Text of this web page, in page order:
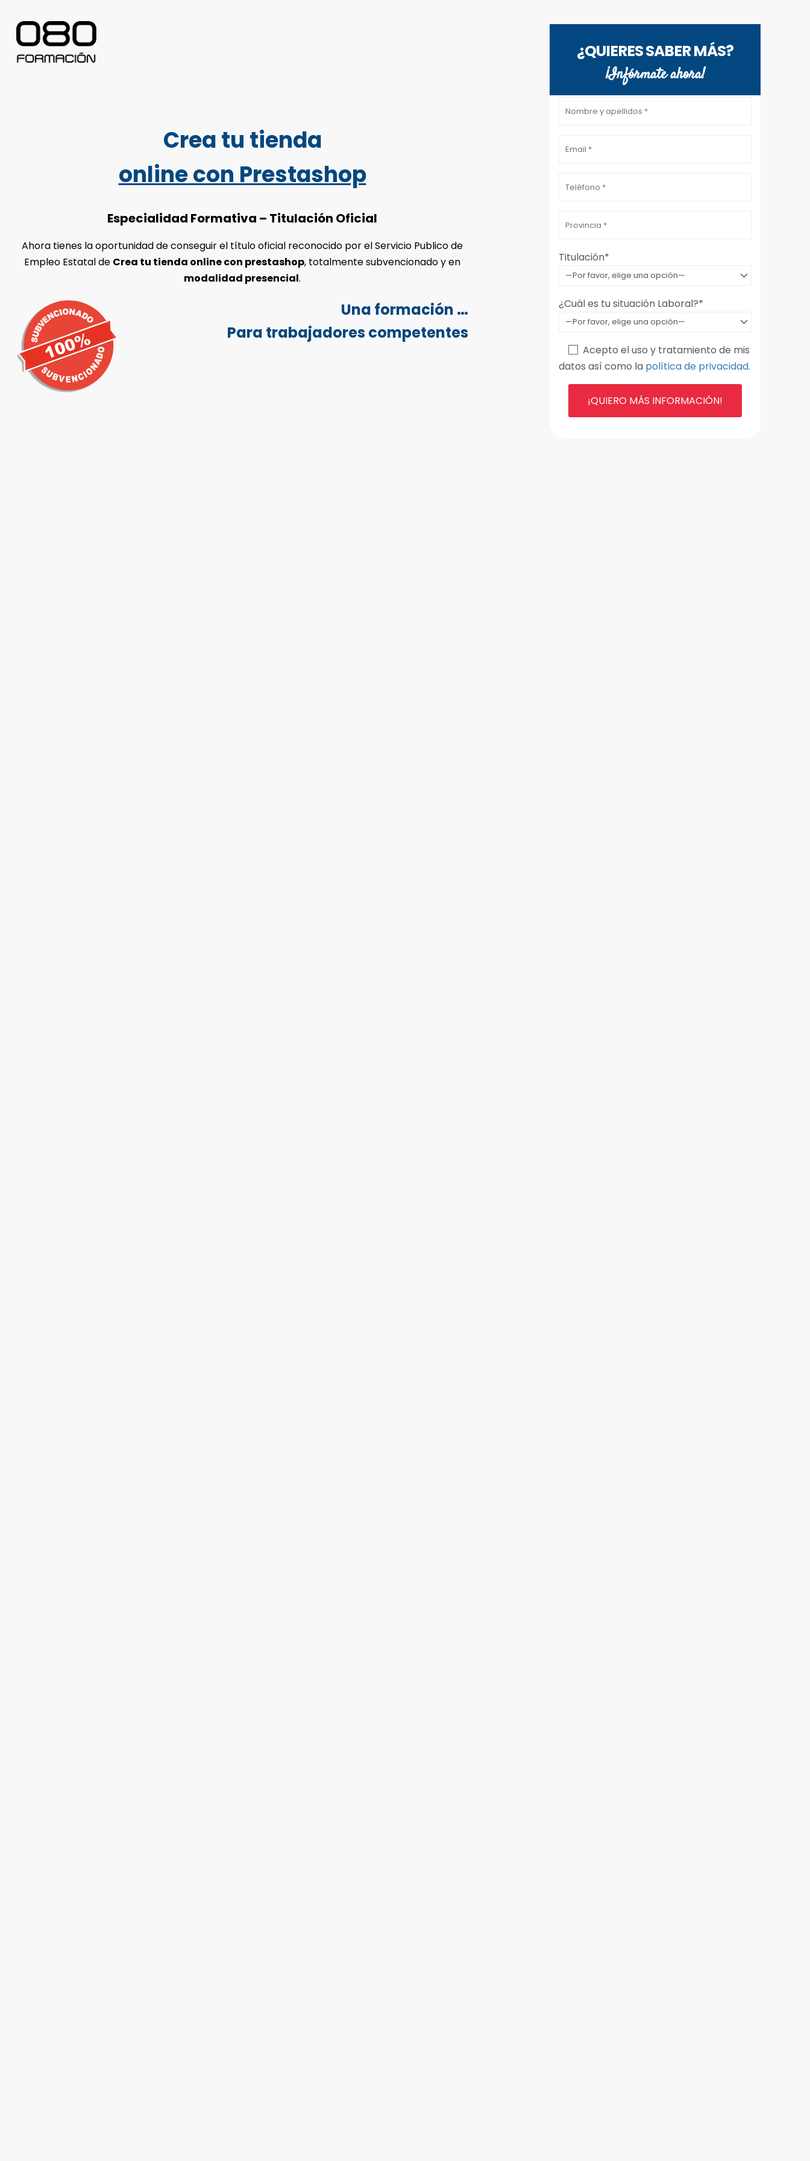
Crea tu tienda
online con Prestashop
Especialidad Formativa – Titulación Oficial
Ahora tienes la oportunidad de conseguir el título oficial reconocido por el Servicio Publico de
Empleo Estatal de Crea tu tienda online con prestashop, totalmente subvencionado y en
modalidad presencial.
Una formación …
Para trabajadores competentes
¿QUIERES SABER MÁS?
¡Infórmate ahora!
Por favor, deja este campo vacío.
Titulación*
¿Cuál es tu situación Laboral?*
Acepto el uso y tratamiento de mis
datos así como la política de privacidad.